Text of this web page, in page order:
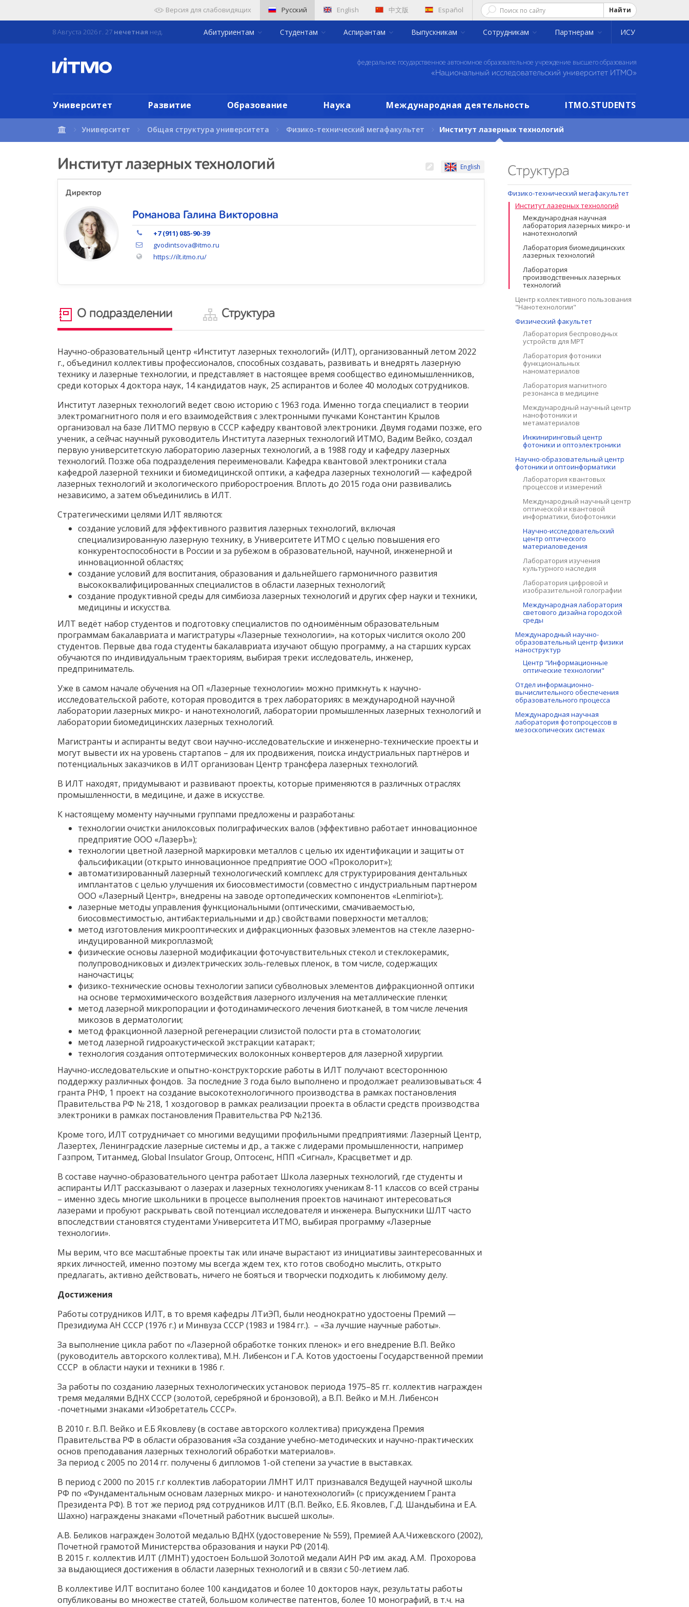
Версия для слабовидящих Русский English 中文版 Español Найти
8 Августа 2026 г. 27 нечетная нед. Абитуриентам Студентам Аспирантам Выпускникам Сотрудникам Партнерам ИСУ
федеральное государственное автономное образовательное учреждение высшего образования
«Национальный исследовательский университет ИТМО»
Университет Развитие Образование Наука Международная деятельность ITMO.STUDENTS
Университет Общая структура университета Физико-технический мегафакультет Институт лазерных технологий
Институт лазерных технологий English
Директор
Романова Галина Викторовна
+7 (911) 085-90-39
gvodintsova@itmo.ru
https://ilt.itmo.ru/
О подразделении Структура
Научно-образовательный центр «Институт лазерных технологий» (ИЛТ), организованный летом 2022
г., объединил коллективы профессионалов, способных создавать, развивать и внедрять лазерную
технику и лазерные технологии, и представляет в настоящее время сообщество единомышленников,
среди которых 4 доктора наук, 14 кандидатов наук, 25 аспирантов и более 40 молодых сотрудников.
Институт лазерных технологий ведет свою историю с 1963 года. Именно тогда специалист в теории
электромагнитного поля и его взаимодействия с электронными пучками Константин Крылов
организовал на базе ЛИТМО первую в СССР кафедру квантовой электроники. Двумя годами позже, его
ученик, а сейчас научный руководитель Института лазерных технологий ИТМО, Вадим Вейко, создал
первую университетскую лабораторию лазерных технологий, а в 1988 году и кафедру лазерных
технологий. Позже оба подразделения переименовали. Кафедра квантовой электроники стала
кафедрой лазерной техники и биомедицинской оптики, а кафедра лазерных технологий ― кафедрой
лазерных технологий и экологического приборостроения. Вплоть до 2015 года они развивались
независимо, а затем объединились в ИЛТ.
Стратегическими целями ИЛТ являются:
создание условий для эффективного развития лазерных технологий, включая
специализированную лазерную технику, в Университете ИТМО с целью повышения его
конкурентоспособности в России и за рубежом в образовательной, научной, инженерной и
инновационной областях;
создание условий для воспитания, образования и дальнейшего гармоничного развития
высококвалифицированных специалистов в области лазерных технологий;
создание продуктивной среды для симбиоза лазерных технологий и других сфер науки и техники,
медицины и искусства.
ИЛТ ведёт набор студентов и подготовку специалистов по одноимённым образовательным
программам бакалавриата и магистратуры «Лазерные технологии», на которых числится около 200
студентов. Первые два года студенты бакалавриата изучают общую программу, а на старших курсах
обучаются по индивидуальным траекториям, выбирая треки: исследователь, инженер,
предприниматель.
Уже в самом начале обучения на ОП «Лазерные технологии» можно примкнуть к научно-
исследовательской работе, которая проводится в трех лабораториях: в международной научной
лаборатории лазерных микро- и нанотехнологий, лаборатории промышленных лазерных технологий и
лаборатории биомедицинских лазерных технологий.
Магистранты и аспиранты ведут свои научно-исследовательские и инженерно-технические проекты и
могут вывести их на уровень стартапов – для их продвижения, поиска индустриальных партнёров и
потенциальных заказчиков в ИЛТ организован Центр трансфера лазерных технологий.
В ИЛТ находят, придумывают и развивают проекты, которые применяются в различных отраслях
промышленности, в медицине, и даже в искусстве.
К настоящему моменту научными группами предложены и разработаны:
технологии очистки анилоксовых полиграфических валов (эффективно работает инновационное
предприятие ООО «ЛазерЪ»);
технологии цветной лазерной маркировки металлов с целью их идентификации и защиты от
фальсификации (открыто инновационное предприятие ООО «Проколорит»);
автоматизированный лазерный технологический комплекс для структурирования дентальных
имплантатов с целью улучшения их биосовместимости (совместно с индустриальным партнером
ООО «Лазерный Центр», внедрены на заводе ортопедических компонентов «Lenmiriot»);.
лазерные методы управления функциональными (оптическими, смачиваемостью,
биосовместимостью, антибактериальными и др.) свойствами поверхности металлов;
метод изготовления микрооптических и дифракционных фазовых элементов на стекле лазерно-
индуцированной микроплазмой;
физические основы лазерной модификации фоточувствительных стекол и стеклокерамик,
полупроводниковых и диэлектрических золь-гелевых пленок, в том числе, содержащих
наночастицы;
физико-технические основы технологии записи субволновых элементов дифракционной оптики
на основе термохимического воздействия лазерного излучения на металлические пленки;
метод лазерной микропорации и фотодинамического лечения биотканей, в том числе лечения
микозов в дерматологии;
метод фракционной лазерной регенерации слизистой полости рта в стоматологии;
метод лазерной гидроакустической экстракции катаракт;
технология создания оптотермических волоконных конвертеров для лазерной хирургии.
Научно-исследовательские и опытно-конструкторские работы в ИЛТ получают всестороннюю
поддержку различных фондов. За последние 3 года было выполнено и продолжает реализовываться: 4
гранта РНФ, 1 проект на создание высокотехнологичного производства в рамках постановления
Правительства РФ № 218, 1 хоздоговор в рамках реализации проекта в области средств производства
электроники в рамках постановления Правительства РФ №2136.
Кроме того, ИЛТ сотрудничает со многими ведущими профильными предприятиями: Лазерный Центр,
Лазертех, Ленинградские лазерные системы и др., а также с лидерами промышленности, например
Газпром, Титанмед, Global Insulator Group, Оптосенс, НПП «Сигнал», Красцветмет и др.
В составе научно-образовательного центра работает Школа лазерных технологий, где студенты и
аспиранты ИЛТ рассказывают о лазерах и лазерных технологиях ученикам 8-11 классов со всей страны
– именно здесь многие школьники в процессе выполнения проектов начинают интересоваться
лазерами и пробуют раскрывать свой потенциал исследователя и инженера. Выпускники ШЛТ часто
впоследствии становятся студентами Университета ИТМО, выбирая программу «Лазерные
технологии».
Мы верим, что все масштабные проекты так или иначе вырастают из инициативы заинтересованных и
ярких личностей, именно поэтому мы всегда ждем тех, кто готов свободно мыслить, открыто
предлагать, активно действовать, ничего не бояться и творчески подходить к любимому делу.
Достижения
Работы сотрудников ИЛТ, в то время кафедры ЛТиЭП, были неоднократно удостоены Премий —
Президиума АН СССР (1976 г.) и Минвуза СССР (1983 и 1984 гг.). – «За лучшие научные работы».
За выполнение цикла работ по «Лазерной обработке тонких пленок» и его внедрение В.П. Вейко
(руководитель авторского коллектива), М.Н. Либенсон и Г.А. Котов удостоены Государственной премии
СССР в области науки и техники в 1986 г.
За работы по созданию лазерных технологических установок периода 1975–85 гг. коллектив награжден
тремя медалями ВДНХ СССР (золотой, серебряной и бронзовой), а В.П. Вейко и М.Н. Либенсон
-почетными знаками «Изобретатель СССР».
В 2010 г. В.П. Вейко и Е.Б Яковлеву (в составе авторского коллектива) присуждена Премия
Правительства РФ в области образования «За создание учебно-методических и научно-практических
основ преподавания лазерных технологий обработки материалов».
За период с 2005 по 2014 гг. получены 6 дипломов 1-ой степени за участие в выставках.
В период с 2000 по 2015 г.г коллектив лаборатории ЛМНТ ИЛТ признавался Ведущей научной школы
РФ по «Фундаментальным основам лазерных микро- и нанотехнологий» (с присуждением Гранта
Президента РФ). В тот же период ряд сотрудников ИЛТ (В.П. Вейко, Е.Б. Яковлев, Г.Д. Шандыбина и Е.А.
Шахно) награждены знаками «Почетный работник высшей школы».
А.В. Беликов награжден Золотой медалью ВДНХ (удостоверение № 559), Премией А.А.Чижевского (2002),
Почетной грамотой Министерства образования и науки РФ (2014).
В 2015 г. коллектив ИЛТ (ЛМНТ) удостоен Большой Золотой медали АИН РФ им. акад. А.М. Прохорова
за выдающиеся достижения в области лазерных технологий и в связи с 50-летием лаб.
В коллективе ИЛТ воспитано более 100 кандидатов и более 10 докторов наук, результаты работы
опубликованы во множестве статей, большом количестве патентов, более 10 монографий, в т.ч. на
Структура
Физико-технический мегафакультет
Институт лазерных технологий
Международная научная
лаборатория лазерных микро- и
нанотехнологий
Лаборатория биомедицинских
лазерных технологий
Лаборатория
производственных лазерных
технологий
Центр коллективного пользования
"Нанотехнологии"
Физический факультет
Лаборатория беспроводных
устройств для МРТ
Лаборатория фотоники
функциональных
наноматериалов
Лаборатория магнитного
резонанса в медицине
Международный научный центр
нанофотоники и
метаматериалов
Инжиниринговый центр
фотоники и оптоэлектроники
Научно-образовательный центр
фотоники и оптоинформатики
Лаборатория квантовых
процессов и измерений
Международный научный центр
оптической и квантовой
информатики, биофотоники
Научно-исследовательский
центр оптического
материаловедения
Лаборатория изучения
культурного наследия
Лаборатория цифровой и
изобразительной голографии
Международная лаборатория
светового дизайна городской
среды
Международный научно-
образовательный центр физики
наноструктур
Центр "Информационные
оптические технологии"
Отдел информационно-
вычислительного обеспечения
образовательного процесса
Международная научная
лаборатория фотопроцессов в
мезоскопических системах